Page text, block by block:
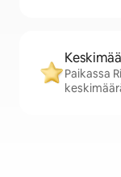
Paikassa